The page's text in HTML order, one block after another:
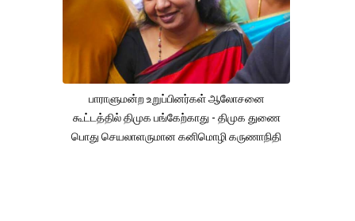
பாராளுமன்ற உறுப்பினர்கள் ஆலோசனை
கூட்டத்தில் திமுக பங்கேற்காது - திமுக துணை
பொது செயலாளருமான கனிமொழி கருணாநிதி